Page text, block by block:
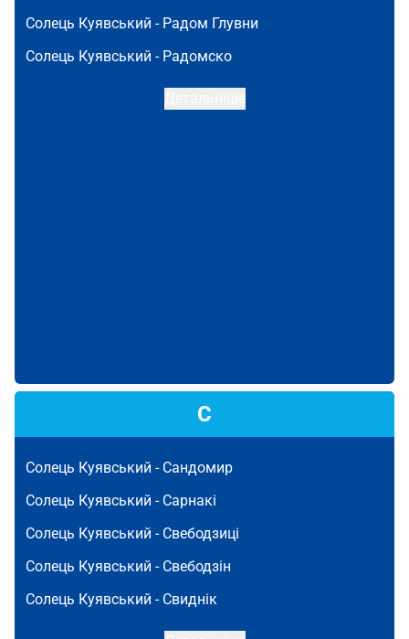
Солець Куявський - Радом Глувни
Солець Куявський - Радомско
С
Солець Куявський - Сандомир
Солець Куявський - Сарнакі
Солець Куявський - Свебодзиці
Солець Куявський - Свебодзін
Солець Куявський - Свиднік